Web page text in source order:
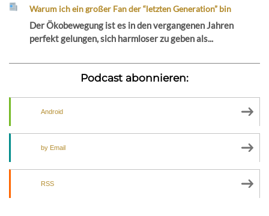
Warum ich ein großer Fan der “letzten Generation” bin
Der Ökobewegung ist es in den vergangenen Jahren
perfekt gelungen, sich harmloser zu geben als...
Podcast abonnieren:
Android
by Email
RSS